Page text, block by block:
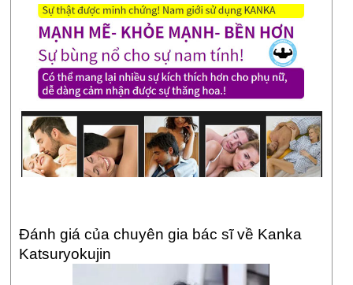
Đánh giá của chuyên gia bác sĩ về Kanka
Katsuryokujin